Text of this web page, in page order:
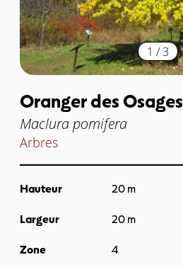
1 /3
Oranger des Osages
Maclura pomifera
Arbres
Hauteur
20 m
Largeur
20 m
Zone
4